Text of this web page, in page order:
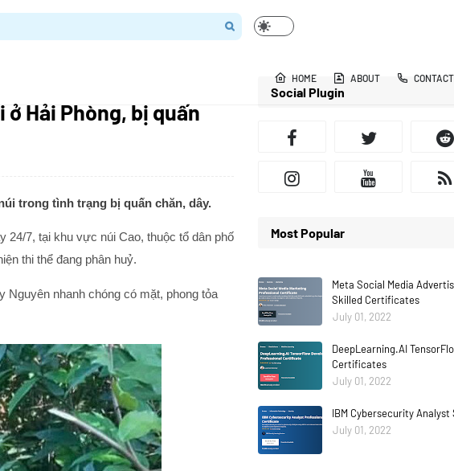
HOME ABOUT CONTACT
Hải Phòng, bị quấn
trong tình trạng bị quấn chăn, dây.
24/7, tại khu vực núi Cao, thuộc tổ dân phố
thi thể đang phân huỷ.
Nguyên nhanh chóng có mặt, phong tỏa
Social Plugin
Most Popular
Meta Social Media
Skilled Certificates
July 01, 2022
DeepLearning.AI
Certificates
July 01, 2022
IBM Cybersecurity
July 01, 2022